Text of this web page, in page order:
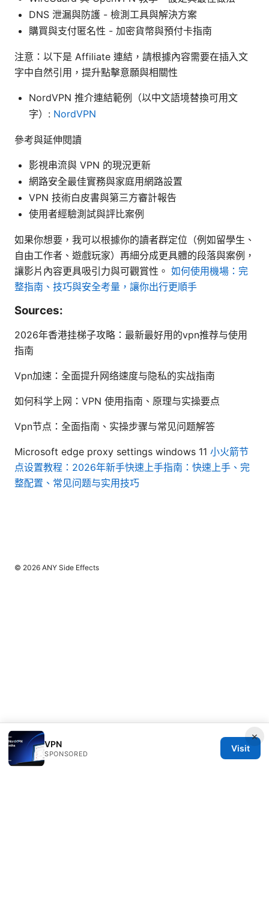
DNS 泄漏與防護 - 檢測工具與解決方案
購買與支付匿名性 - 加密貨幣與預付卡指南
注意：以下是 Affiliate 連結，請根據內容需要在插入文
字中自然引用，提升點擊意願與相關性
NordVPN 推介連結範例（以中文語境替換可用文
字）: NordVPN
參考與延伸閱讀
影視串流與 VPN 的現況更新
網路安全最佳實務與家庭用網路設置
VPN 技術白皮書與第三方審計報告
使用者經驗測試與評比案例
如果你想要，我可以根據你的讀者群定位（例如留學生、
自由工作者、遊戲玩家）再細分成更具體的段落與案例，
讓影片內容更具吸引力與可觀賞性。 如何使用機場：完
整指南、技巧與安全考量，讓你出行更順手
Sources:
2026年香港挂梯子攻略：最新最好用的vpn推荐与使用
指南
Vpn加速：全面提升网络速度与隐私的实战指南
如何科学上网：VPN 使用指南、原理与实操要点
Vpn节点：全面指南、实操步骤与常见问题解答
Microsoft edge proxy settings windows 11 小火箭节
点设置教程：2026年新手快速上手指南：快速上手、完
整配置、常见问题与实用技巧
×
VPN
SPONSORED
Visit
© 2026 ANY Side Effects